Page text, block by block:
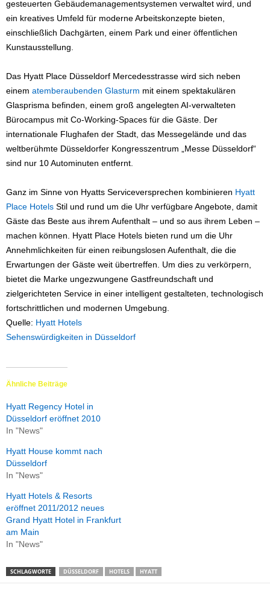
gesteuerten Gebäudemanagementsystemen verwaltet wird, und
ein kreatives Umfeld für moderne Arbeitskonzepte bieten,
einschließlich Dachgärten, einem Park und einer öffentlichen
Kunstausstellung.
Das Hyatt Place Düsseldorf Mercedesstrasse wird sich neben
einem atemberaubenden Glasturm mit einem spektakulären
Glasprisma befinden, einem groß angelegten AI-verwalteten
Bürocampus mit Co-Working-Spaces für die Gäste. Der
internationale Flughafen der Stadt, das Messegelände und das
weltberühmte Düsseldorfer Kongresszentrum „Messe Düsseldorf“
sind nur 10 Autominuten entfernt.
Ganz im Sinne von Hyatts Serviceversprechen kombinieren Hyatt
Place Hotels Stil und rund um die Uhr verfügbare Angebote, damit
Gäste das Beste aus ihrem Aufenthalt ­– und so aus ihrem Leben –
machen können. Hyatt Place Hotels bieten rund um die Uhr
Annehmlichkeiten für einen reibungslosen Aufenthalt, die die
Erwartungen der Gäste weit übertreffen. Um dies zu verkörpern,
bietet die Marke ungezwungene Gastfreundschaft und
zielgerichteten Service in einer intelligent gestalteten, technologisch
fortschrittlichen und modernen Umgebung.
Quelle: Hyatt Hotels
Sehenswürdigkeiten in Düsseldorf
Ähnliche Beiträge
Hyatt Regency Hotel in
Düsseldorf eröffnet 2010
In "News"
Hyatt House kommt nach
Düsseldorf
In "News"
Hyatt Hotels & Resorts
eröffnet 2011/2012 neues
Grand Hyatt Hotel in Frankfurt
am Main
In "News"
SCHLAGWORTE DÜSSELDORF HOTELS HYATT